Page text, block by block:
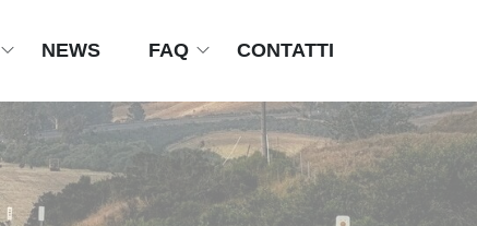
NEWS FAQ CONTATTI